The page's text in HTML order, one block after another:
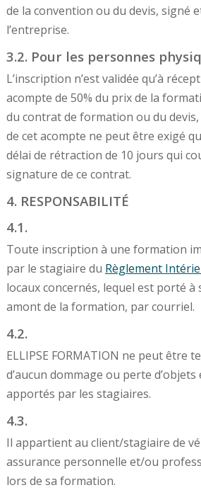
de la convention ou du devis, signé
l’entreprise.
3.2. Pour les personnes
L’inscription n’est validée qu’à
acompte de 50% du prix de la
du contrat de formation ou du
de cet acompte ne peut être exigé
délai de rétraction de 10 jours qui
signature de ce contrat.
4. RESPONSABILITÉ
4.1.
Toute inscription à une formation
par le stagiaire du Règlement
locaux concernés, lequel est porté à
amont de la formation, par courriel.
4.2.
ELLIPSE FORMATION ne peut être
d’aucun dommage ou perte
apportés par les stagiaires.
4.3.
Il appartient au client/stagiaire de
assurance personnelle et/ou
lors de sa formation.